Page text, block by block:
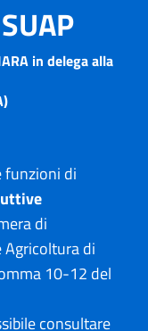
in delega alla
funzioni di
di
di
10-12 del
consultare